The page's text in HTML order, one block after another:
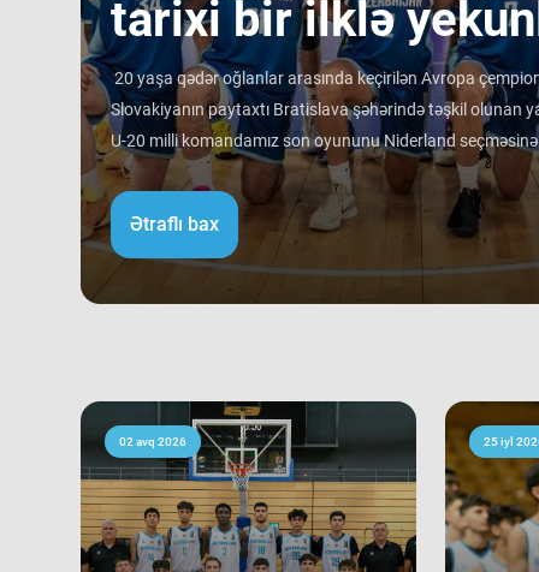
tarixi bir ilklə
20 yaşa qədər oğlanlar arasında keçirilən Avropa
Slovakiyanın paytaxtı Bratislava şəhərində təşkil olunan
U-20 milli komandamız son oyununu Niderland seçməsinə
rəqibinə qalib gəlib. Avropa çempionatı B divizionunda
ortalamasına görə 3 ən gənc kollektivdən biri olan
Bu nəticə Azərbaycan basketbol tarixində bir ilk kimi də
tam mərkəzində qərarlaşmaq adi bir nəticə kimi görünsə
ağırlığı və rəqiblərin səviyyəsi bu nəticənin adi bir nəticə
keçərək yarışın 5-cisi olub. Şimali Makedoniya yığması
9-cu sırada bitirib. Millimiz çempionat boyu göstərdiyi
sıralamada düz 10 ölkəni geridə qoymağı bacarıb.
Niderland, İsveçrə, Kipr, Gürcüstan, Danimarka, Estoniya,
Kosovo kimi komandaları üstəliyə bilib. ​Belə bir gərgin
Ətraflı bax
02 avq 2026 25 iyl